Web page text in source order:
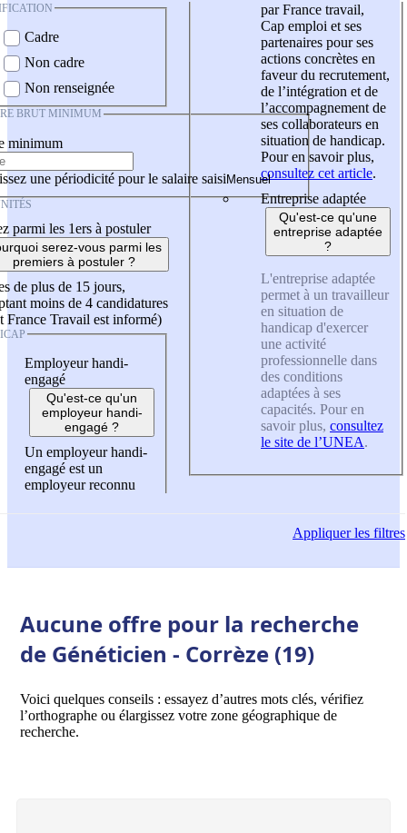
Cadre
Non cadre
Non renseignée
BRUT MINIMUM
minimum
une périodicité pour le salaire saisi
parmi les 1ers à postuler
serez-vous parmi les
premiers à postuler ?
de plus de 15 jours,
moins de 4 candidatures
France Travail est informé)
Employeur handi-
engagé
Qu'est-ce qu'un
employeur handi-
engagé ?
Un employeur handi-
engagé est un
employeur reconnu
par France travail,
Cap emploi et ses
partenaires pour ses
actions concrètes en
faveur du recrutement,
de l’intégration et de
l’accompagnement de
ses collaborateurs en
situation de handicap.
Pour en savoir plus,
consultez cet article.
Entreprise adaptée
Qu'est-ce qu'une
entreprise adaptée
?
L'entreprise adaptée
permet à un travailleur
en situation de
handicap d'exercer
une activité
professionnelle dans
des conditions
adaptées à ses
capacités. Pour en
savoir plus, consultez
le site de l’UNEA.
Appliquerles filtres
Aucune offre pour la recherche
de Généticien - Corrèze (19)
Voici quelques conseils : essayez d’autres mots clés, vérifiez
l’orthographe ou élargissez votre zone géographique de
recherche.